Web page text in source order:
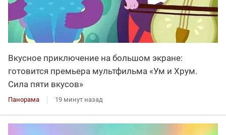
Вкусное приключение на большом экране:
готовится премьера мультфильма «Ум и Хрум.
Сила пяти вкусов»
Панорама 19 минут назад